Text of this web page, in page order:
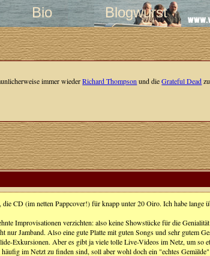
Bio Blogwurst
immer wiederRichard Thompson und dieGrateful Dead
CD (im netten Pappcover!) für knapp unter 20 Oiro. Ich habe lange
Improvisationen verzichten: also keine Showstücke für die
Jamband. Also eine gute Platte mit guten Songs und sehr gutem
Exkursionen. Aber es gibt ja viele tolle Live-Videos im Netz, um so
im Netzt zu finden sind, soll aber wohl doch ein "echtes